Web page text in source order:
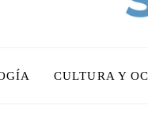
CULTURA Y